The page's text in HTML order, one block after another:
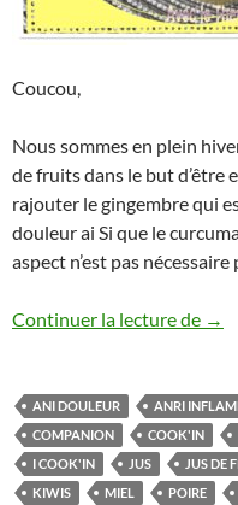
Coucou,
Nous sommes en plein
de fruits dans le but d’être
rajouter le gingembre qui
douleur ai Si que le
aspect n’est pas
Continuer la lecture de →
ANI DOULEUR ANRI
COMPANION
COOK'IN
I COOK'IN
JUS JUS DE
KIWIS
MIEL POIRE